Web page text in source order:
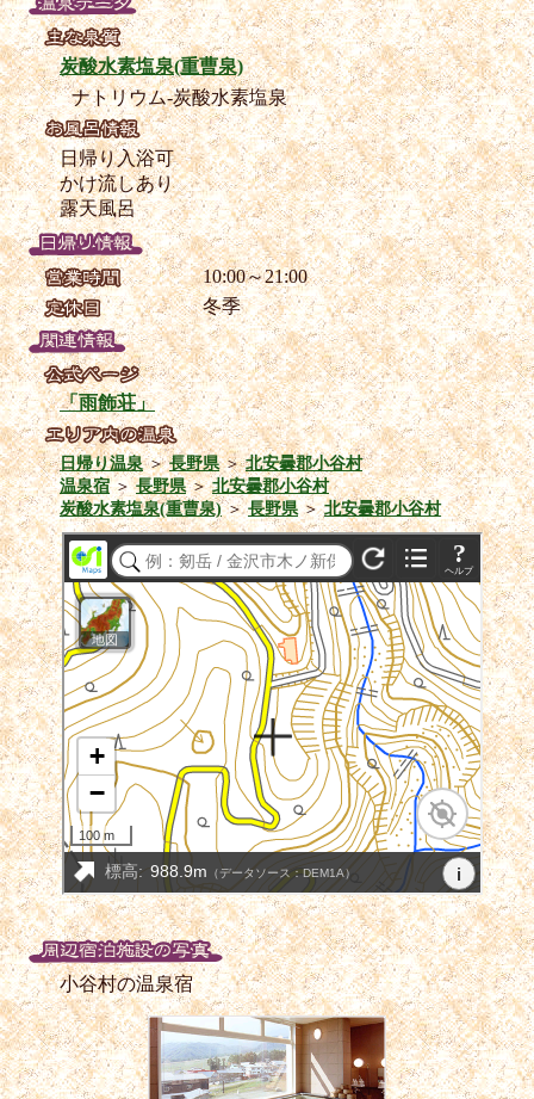
炭酸水素塩泉(重曹泉)
ナトリウム-炭酸水素塩泉
日帰り入浴可
かけ流しあり
露天風呂
10:00～21:00
冬季
「雨飾荘」
日帰り温泉＞長野県＞北安曇郡小谷村
温泉宿＞長野県＞北安曇郡小谷村
炭酸水素塩泉(重曹泉)＞長野県＞北安曇郡小谷村
小谷村の温泉宿